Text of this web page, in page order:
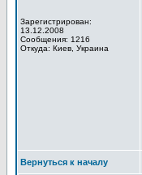
Зарегистрирован:
13.12.2008
Сообщения: 1216
Откуда: Киев, Украина
Вернуться к началу